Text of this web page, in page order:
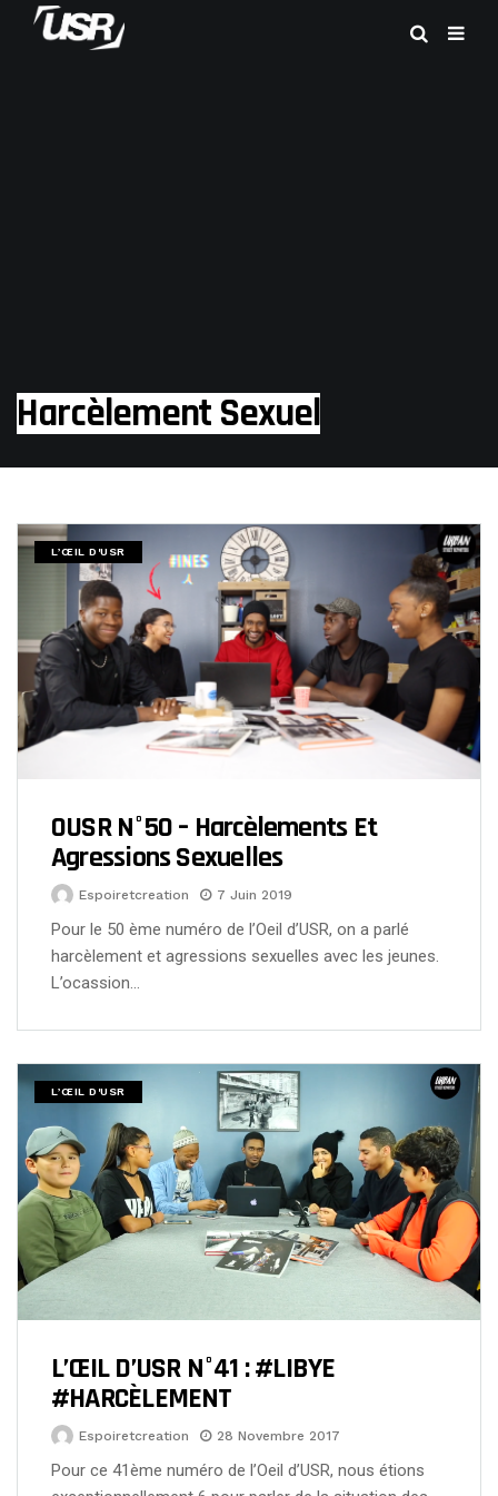
Harcèlement Sexuel
L’ŒIL D'USR
OUSR N°50 – Harcèlements Et
Agressions Sexuelles
Espoiretcreation 7 Juin 2019
Pour le 50 ème numéro de l’Oeil d’USR, on a parlé
harcèlement et agressions sexuelles avec les jeunes.
L’ocassion…
L’ŒIL D'USR
L’ŒIL D’USR N°41 : #LIBYE
#HARCÈLEMENT
Espoiretcreation 28 Novembre 2017
Pour ce 41ème numéro de l’Oeil d’USR, nous étions